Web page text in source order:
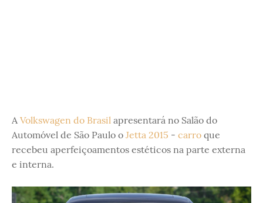
A Volkswagen do Brasil apresentará no Salão do
Automóvel de São Paulo o Jetta 2015 - carro que
recebeu aperfeiçoamentos estéticos na parte externa
e interna.